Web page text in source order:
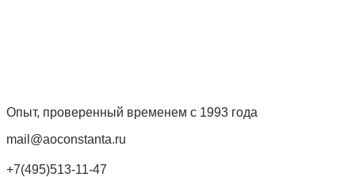
Опыт, проверенный временем с 1993 года
mail@aoconstanta.ru
+7(495)513-11-47